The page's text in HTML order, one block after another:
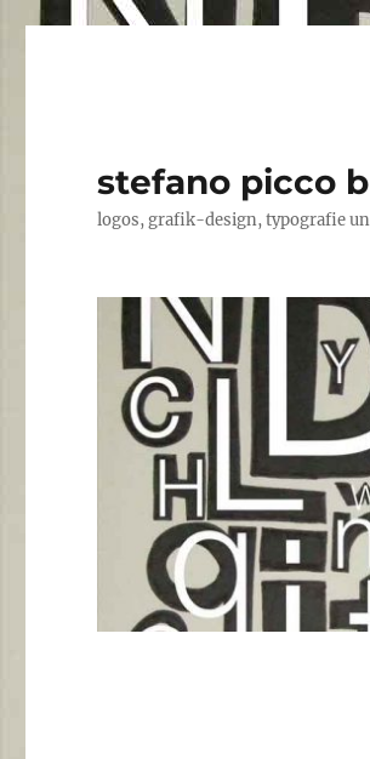
stefano picco
logos, grafik-design, typografie